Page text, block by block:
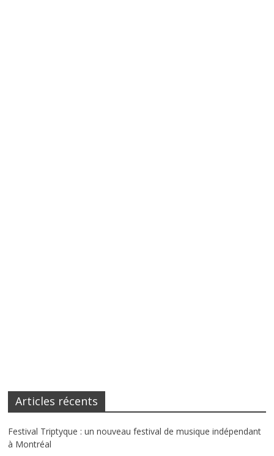
Articles récents
Festival Triptyque : un nouveau festival de musique indépendant
à Montréal